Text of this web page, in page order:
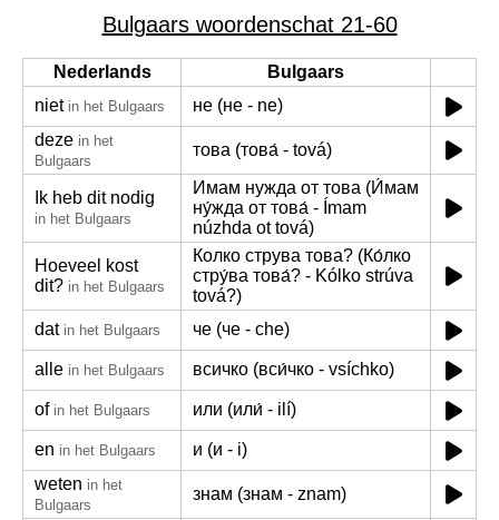
Bulgaars woordenschat 21-60
Nederlands
Bulgaars
niet in het Bulgaars
не (не - ne)
deze in het
Bulgaars
това (това́ - tová)
Ik heb dit nodig
in het Bulgaars
Имам нужда от това (И́мам
ну́жда от това́ - Ímam
núzhda ot tová)
Hoeveel kost
dit? in het Bulgaars
Колко струва това? (Ко́лко
стру́ва това́? - Kólko strúva
tová?)
dat in het Bulgaars че (че - che)
alle in het Bulgaars всичко (вси́чко - vsíchko)
of in het Bulgaars или (или́ - ilí)
en in het Bulgaars
и (и - i)
weten in het
Bulgaars
знам (знам - znam)